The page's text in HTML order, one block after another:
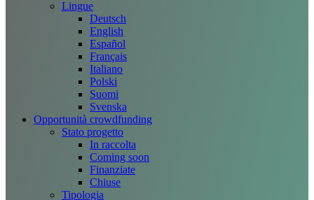
Lingue
Deutsch
English
Español
Français
Italiano
Polski
Suomi
Svenska
Opportunità crowdfunding
Stato progetto
In raccolta
Coming soon
Finanziate
Chiuse
Tipologia